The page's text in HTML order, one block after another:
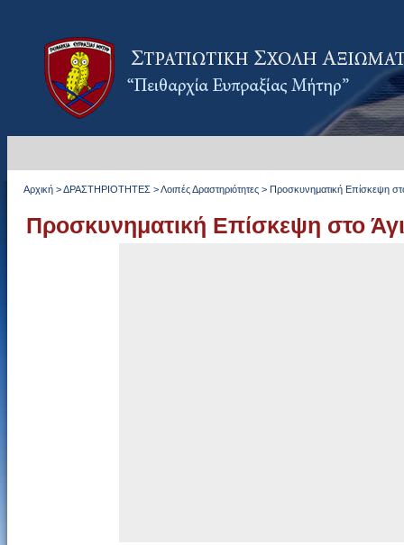
Αρχική >ΔΡΑΣΤΗΡΙΟΤΗΤΕΣ >Λοιπές Δραστηριότητες > Προσκυνηματική Επίσκεψη
Προσκυνηματική Επίσκεψη στο